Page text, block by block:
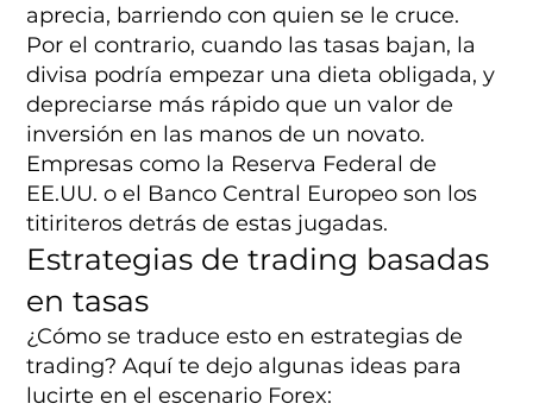
aprecia, barriendo con quien se le cruce.
Por el contrario, cuando las tasas bajan, la
divisa podría empezar una dieta obligada, y
depreciarse más rápido que un valor de
inversión en las manos de un novato.
Empresas como la Reserva Federal de
EE.UU. o el Banco Central Europeo son los
titiriteros detrás de estas jugadas.
Estrategias de trading basadas
en tasas
¿Cómo se traduce esto en estrategias de
trading? Aquí te dejo algunas ideas para
lucirte en el escenario Forex: